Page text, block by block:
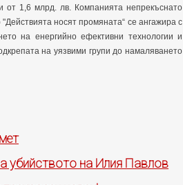
от 1,6 млрд. лв. Компанията непрекъснато
носят промяната“ се ангажира с
на енергийно ефективни технологии и
на уязвими групи до намаляването
убийството на Илия Павлов